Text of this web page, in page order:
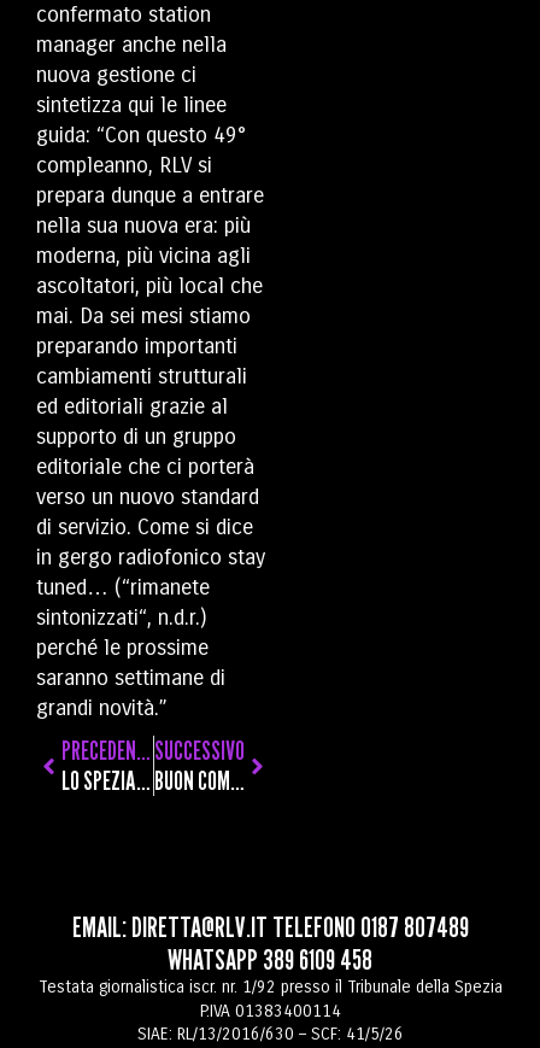
confermato station
manager anche nella
nuova gestione ci
sintetizza qui le linee
guida: “Con questo 49°
compleanno, RLV si
prepara dunque a entrare
nella sua nuova era: più
moderna, più vicina agli
ascoltatori, più local che
mai. Da sei mesi stiamo
preparando importanti
cambiamenti strutturali
ed editoriali grazie al
supporto di un gruppo
editoriale che ci porterà
verso un nuovo standard
di servizio. Come si dice
in gergo radiofonico stay
tuned… (“rimanete
sintonizzati“, n.d.r.)
perché le prossime
saranno settimane di
grandi novità.”
PRECEDENTE
LO SPEZIA APRE ALLA CESSIONE DI SALVATORE ESPOSITO, MA VUOLE MONETIZZARE: VALUTAZIONE 2,5 MILIONI
SUCCESSIVO
BUON COMPLEANNO AMALIA: CENTO ANNI PER UNA SUPER NONNA
EMAIL:DIRETTA@RLV.IT TELEFONO 0187 807489
WHATSAPP 389 6109 458
Testata giornalistica iscr. nr. 1/92 presso il Tribunale della Spezia
P.IVA 01383400114
SIAE: RL/13/2016/630 – SCF: 41/5/26